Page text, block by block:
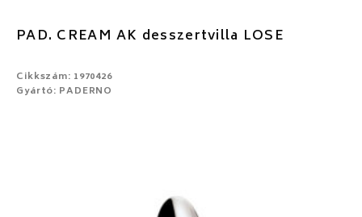
PAD. CREAM AK desszertvilla LOSE
Cikkszám: 1970426
Gyártó: PADERNO